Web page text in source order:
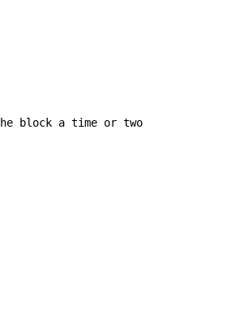
block a time or two